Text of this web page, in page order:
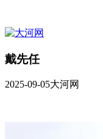
​戴先任
2025-09-05大河网